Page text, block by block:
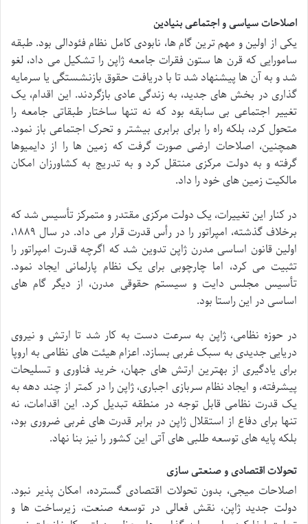
اصلاحات سیاسی و اجتماعی بنیادین
یکی از اولین و مهم ترین گام ها، نابودی کامل نظام فئودالی بود. طبقه
سامورایی که قرن ها ستون فقرات جامعه ژاپن را تشکیل می داد، لغو
شد و به آن ها پیشنهاد شد تا با دریافت حقوق بازنشستگی یا سرمایه
گذاری در بخش های جدید، به زندگی عادی بازگردند. این اقدام، یک
تغییر اجتماعی بی سابقه بود که نه تنها ساختار طبقاتی جامعه را
متحول کرد، بلکه راه را برای برابری بیشتر و تحرک اجتماعی باز نمود.
همچنین، اصلاحات ارضی صورت گرفت که زمین ها را از دایمیوها
گرفته و به دولت مرکزی منتقل کرد و به تدریج به کشاورزان امکان
مالکیت زمین های خود را داد.
در کنار این تغییرات، یک دولت مرکزی مقتدر و متمرکز تأسیس شد که
برخلاف گذشته، امپراتور را در رأس قدرت قرار می داد. در سال ۱۸۸۹،
اولین قانون اساسی مدرن ژاپن تدوین شد که اگرچه قدرت امپراتور را
تثبیت می کرد، اما چارچوبی برای یک نظام پارلمانی ایجاد نمود.
تأسیس مجلس دایت و سیستم حقوقی مدرن، از دیگر گام های
اساسی در این راستا بود.
در حوزه نظامی، ژاپن به سرعت دست به کار شد تا ارتش و نیروی
دریایی جدیدی به سبک غربی بسازد. اعزام هیئت های نظامی به اروپا
برای یادگیری از بهترین ارتش های جهان، خرید فناوری و تسلیحات
پیشرفته، و ایجاد نظام سربازی اجباری، ژاپن را در کمتر از چند دهه به
یک قدرت نظامی قابل توجه در منطقه تبدیل کرد. این اقدامات، نه
تنها برای دفاع از استقلال ژاپن در برابر قدرت های غربی ضروری بود،
بلکه پایه های توسعه طلبی های آتی این کشور را نیز بنا نهاد.
تحولات اقتصادی و صنعتی سازی
اصلاحات میجی، بدون تحولات اقتصادی گسترده، امکان پذیر نبود.
دولت جدید ژاپن، نقش فعالی در توسعه صنعت، زیرساخت ها و